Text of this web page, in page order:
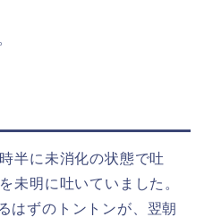
半に未消化の状態で吐
未明に吐いていました。
はずのトントンが、翌朝